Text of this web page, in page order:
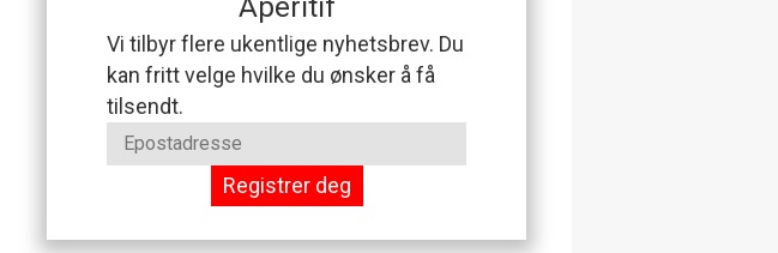
Apéritif
Vi tilbyr flere ukentlige nyhetsbrev. Du
kan fritt velge hvilke du ønsker å få
tilsendt.
Registrer deg